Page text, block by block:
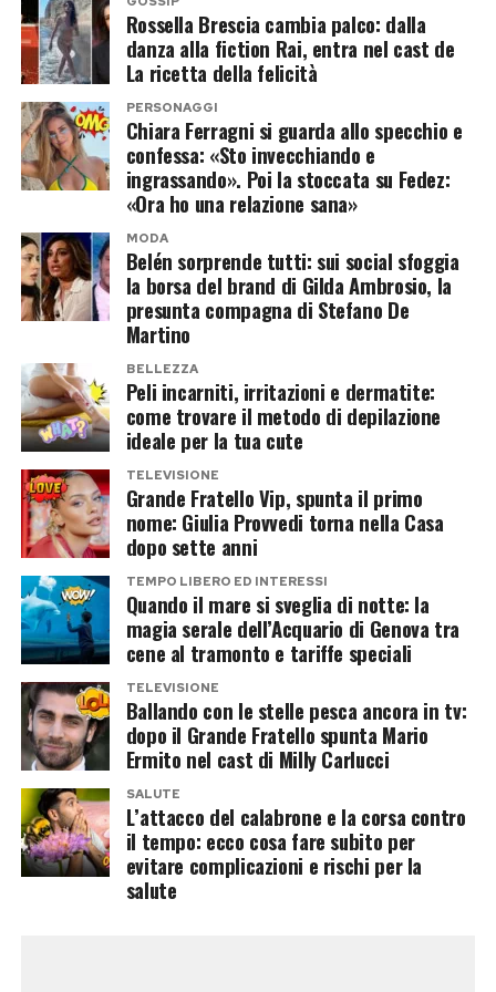
Unito, dalla Corea del Sud, dall’India, dalla
Francia, dal Brasile e dagli altri principali mercati
mondiali. Proprio il risultato cinese alimenta
l’ottimismo degli analisti.
SecondoVariety, se il passaparola dovesse
mantenersi ai livelli dell’esordio,Spider-Man:
Brand New Day avrebbe tutte le carte in regola
per avvicinarsi addirittura ai2 miliardi di dollari
d’incasso complessivo.
L’Odissea non crolla e continua la
sua corsa
Il confronto conL’Odissea non racconta però
una sconfitta per Christopher Nolan. Il kolossal
tratto dal poema di Omero continua infatti a
registrare una tenuta eccezionale al botteghino
e ha ormai superato i
globali dopo tre settimane, confermandosi uno
dei maggiori successi dell’anno.
Anzi, secondo molti osservatori, la
contemporanea presenza dei due blockbuster
ha finito per alimentare l’interesse del pubblico
verso le sale, trasformando quello attuale in
uno dei weekend cinematografici più ricchi di
sempre. Anche Tom Holland, protagonista di
Spider-Mane presente nel cast deL’Odissea
Rossella Brescia cambia palco: dalla
danza alla fiction Rai, entra nel cast de
La ricetta della felicità
PERSONAGGI
Chiara Ferragni si guarda allo specchio e
confessa: «Sto invecchiando e
ingrassando». Poi la stoccata su Fedez:
«Ora ho una relazione sana»
MODA
Belén sorprende tutti: sui social sfoggia
la borsa del brand di Gilda Ambrosio, la
presunta compagna di Stefano De
Martino
BELLEZZA
Peli incarniti, irritazioni e dermatite:
come trovare il metodo di depilazione
ideale per la tua cute
TELEVISIONE
Grande Fratello Vip, spunta il primo
nome: Giulia Provvedi torna nella Casa
dopo sette anni
TEMPO LIBERO ED INTERESSI
Quando il mare si sveglia di notte: la
magia serale dell’Acquario di Genova tra
cene al tramonto e tariffe speciali
TELEVISIONE
Ballando con le stelle pesca ancora in tv:
dopo il Grande Fratello spunta Mario
Ermito nel cast di Milly Carlucci
SALUTE
L’attacco del calabrone e la corsa contro
il tempo: ecco cosa fare subito per
evitare complicazioni e rischi per la
salute